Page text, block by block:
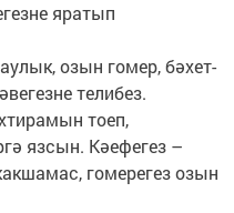
яратып
озын гомер, бәхет-
телибез.
тоеп,
язсын. Кәефегез –
гомерегез озын